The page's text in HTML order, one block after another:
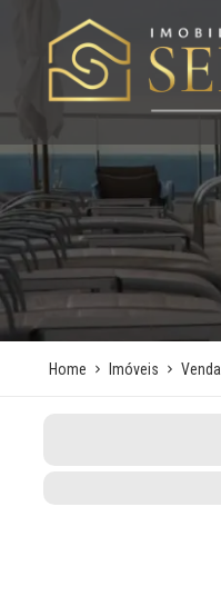
Home Imóveis Venda